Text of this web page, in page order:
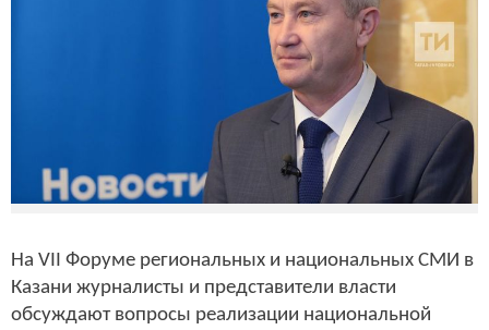
На VII Форуме региональных и национальных СМИ в
Казани журналисты и представители власти
обсуждают вопросы реализации национальной